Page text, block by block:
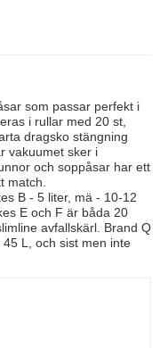
som passar perfekt i
i rullar med 20 st,
dragsko stängning
vakuumet sker i
och soppåsar har ett
match.
B - 5 liter, mä - 10-12
E och F är båda 20
avfallskärl. Brand Q
L, och sist men inte